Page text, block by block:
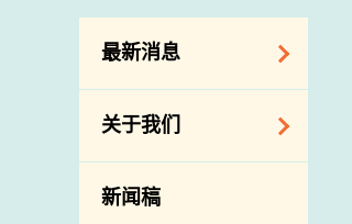
最新消息
食物警报 / 致敏物
警报
活动
关于我们
组织结构
新闻稿